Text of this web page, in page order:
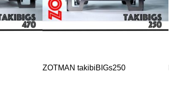
ZOTMAN takibiBIGs250